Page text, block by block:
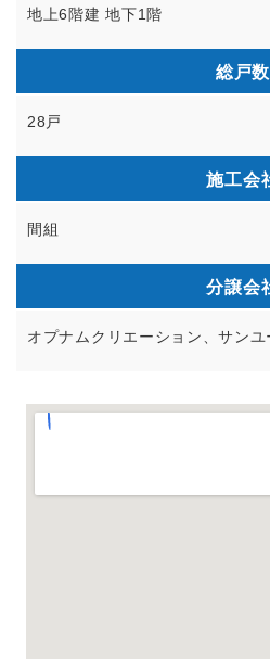
地上6階建 地下1階
総戸数
28戸
施工会
間組
分譲会
オプナムクリエーション、サンユ